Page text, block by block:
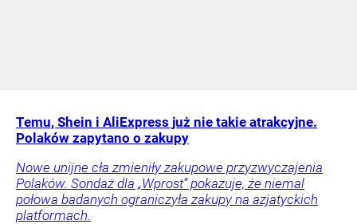
Temu, Shein i AliExpress już nie takie atrakcyjne.
Polaków zapytano o zakupy
Nowe unijne cła zmieniły zakupowe przyzwyczajenia
Polaków. Sondaż dla „Wprost” pokazuje, że niemal
połowa badanych ograniczyła zakupy na azjatyckich
platformach.